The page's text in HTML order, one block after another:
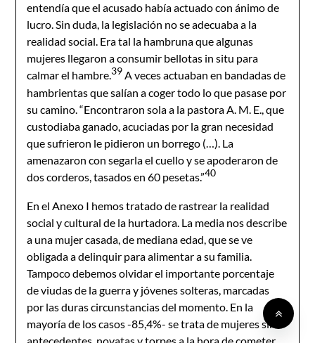
entendía que el acusado había actuado con ánimo de
lucro. Sin duda, la legislación no se adecuaba a la
realidad social. Era tal la hambruna que algunas
mujeres llegaron a consumir bellotas in situ para
calmar el hambre.39 A veces actuaban en bandadas de
hambrientas que salían a coger todo lo que pasase por
su camino. “Encontraron sola a la pastora A. M. E., que
custodiaba ganado, acuciadas por la gran necesidad
que sufrieron le pidieron un borrego (…). La
amenazaron con segarla el cuello y se apoderaron de
dos corderos, tasados en 60 pesetas.”40
En el Anexo I hemos tratado de rastrear la realidad
social y cultural de la hurtadora. La media nos describe
a una mujer casada, de mediana edad, que se ve
obligada a delinquir para alimentar a su familia.
Tampoco debemos olvidar el importante porcentaje
de viudas de la guerra y jóvenes solteras, marcadas
por las duras circunstancias del momento. En la
mayoría de los casos -85,4%- se trata de mujeres sin